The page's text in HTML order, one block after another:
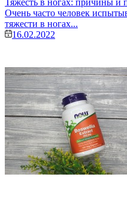
Тяжесть в ногах: причины и
Очень часто человек
тяжести в ногах...
16.02.2022